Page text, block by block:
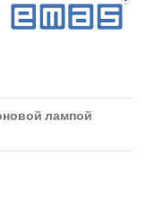
лампой